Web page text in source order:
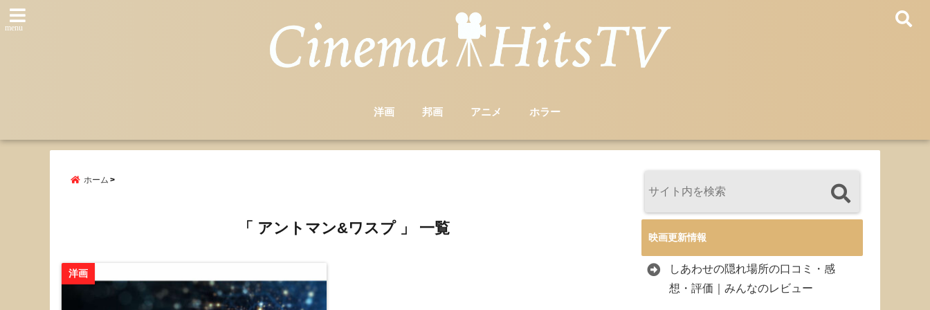
menu
洋画 邦画 アニメ ホラー
ホーム
「 アントマン&ワスプ 」 一覧
洋画
映画更新情報
しあわせの隠れ場所の口コミ・感
想・評価｜みんなのレビュー